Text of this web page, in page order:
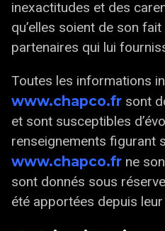
inexactitudes et des
qu’elles soient de son
partenaires qui lui
Toutes les informations
www.chapco.fr sont
et sont susceptibles
renseignements figurant
www.chapco.fr ne
sont donnés sous
été apportées depuis